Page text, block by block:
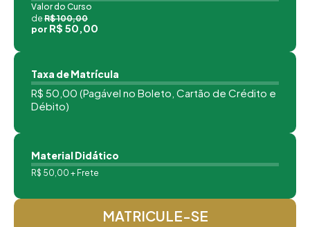
Valor do Curso
de R$ 100,00
por R$ 50,00
Taxa de Matrícula
R$ 50,00 (Pagável no Boleto, Cartão de Crédito e
Débito)
Material Didático
R$ 50,00 + Frete
MATRICULE-SE